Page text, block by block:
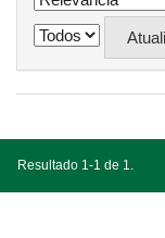
Resultado 1-1 de 1.